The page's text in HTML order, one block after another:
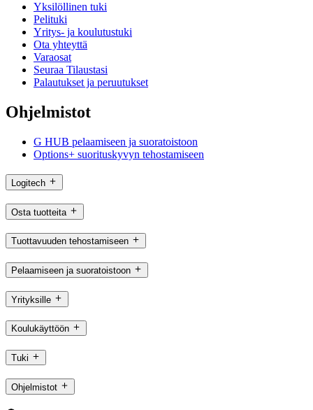
Yksilöllinen tuki
Pelituki
Yritys- ja koulutustuki
Ota yhteyttä
Varaosat
Seuraa Tilaustasi
Palautukset ja peruutukset
Ohjelmistot
G HUB pelaamiseen ja suoratoistoon
Options+ suorituskyvyn tehostamiseen
Logitech
Osta tuotteita
Tuottavuuden tehostamiseen
Pelaamiseen ja suoratoistoon
Yrityksille
Koulukäyttöön
Tuki
Ohjelmistot